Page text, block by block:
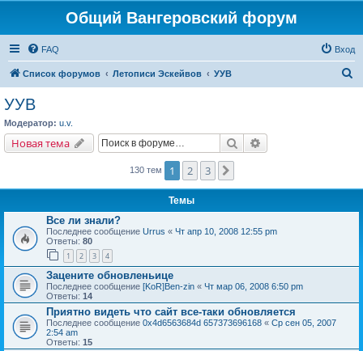
Общий Вангеровский форум
FAQ Вход
Список форумов Летописи Эскейвов УУВ
УУВ
Модератор: u.v.
Новая тема Поиск
130 тем 1 2 3
Темы
Все ли знали?
Последнее сообщение Urrus « Чт апр 10, 2008 12:55 pm
Ответы: 80
1 2 3 4
Зацените обновленьице
Последнее сообщение [KoR]Ben-zin « Чт мар 06, 2008 6:50 pm
Ответы: 14
Приятно видеть что сайт все-таки обновляется
Последнее сообщение 0x4d6563684d 657373696168 « Ср сен 05, 2007
2:54 am
Ответы: 15